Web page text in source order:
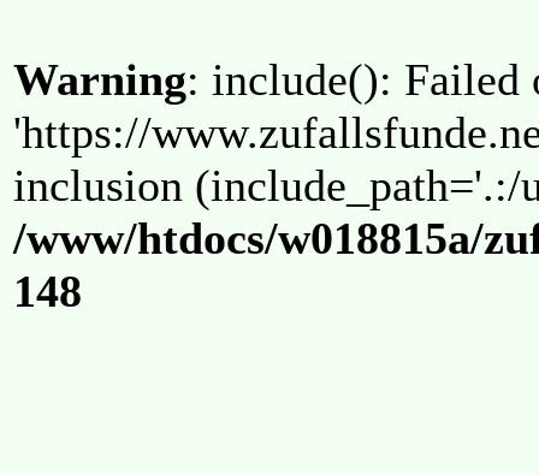
Warning: include(): Failed
'https://
inclusion (include_path='.:/
/www/htdocs/w018815a/
148